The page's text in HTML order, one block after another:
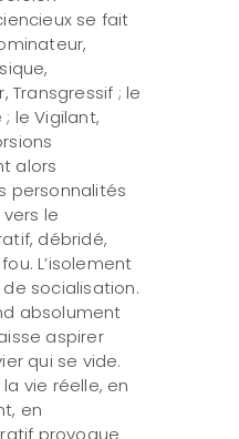
se fait
Transgressif ; le
le Vigilant,
alors
personnalités
le
débridé,
L’isolement
socialisation.
absolument
aspirer
qui se vide.
vie réelle, en
en